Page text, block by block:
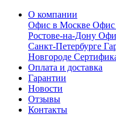
О компании
Офис в Москве Офис
Ростове-на-Дону
Санкт-Петербурге
Новгороде
Оплата и доставка
Гарантии
Новости
Отзывы
Контакты